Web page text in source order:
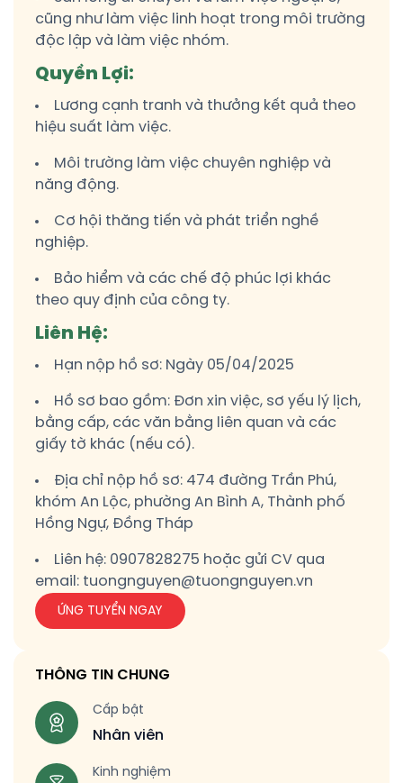
cũng như làm việc linh hoạt trong môi trường
độc lập và làm việc nhóm.
Quyền Lợi:
Lương cạnh tranh và thưởng kết quả theo
hiệu suất làm việc.
Môi trường làm việc chuyên nghiệp và
năng động.
Cơ hội thăng tiến và phát triển nghề
nghiệp.
Bảo hiểm và các chế độ phúc lợi khác
theo quy định của công ty.
Liên Hệ:
Hạn nộp hồ sơ: Ngày 05/04/2025
Hồ sơ bao gồm: Đơn xin việc, sơ yếu lý lịch,
bằng cấp, các văn bằng liên quan và các
giấy tờ khác (nếu có).
Địa chỉ nộp hồ sơ: 474 đường Trần Phú,
khóm An Lộc, phường An Bình A, Thành phố
Hồng Ngự, Đồng Tháp
Liên hệ: 0907828275 hoặc gửi CV qua
email: tuongnguyen@tuongnguyen.vn
ỨNG TUYỂN NGAY
THÔNG TIN CHUNG
Cấp bật
Nhân viên
Kinh nghiệm